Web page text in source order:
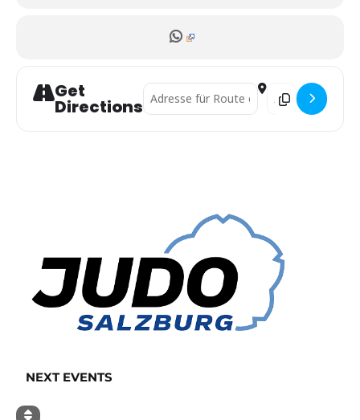
Get
Directions
Address - Salzburger Landesliga []
Destination
NEXT EVENTS